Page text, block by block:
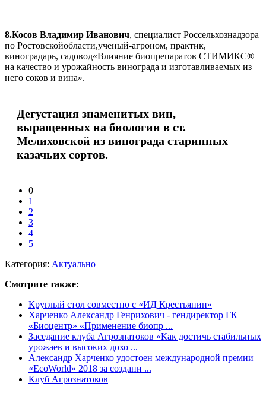
8.Косов Владимир Иванович, специалист Россельхознадзора
по Ростовскойобласти,ученый-агроном, практик,
виноградарь, садовод«Влияние биопрепаратов СТИМИКС®
на качество и урожайность винограда и изготавливаемых из
него соков и вина».
Дегустация знаменитых вин,
выращенных на биологии в ст.
Мелиховской из винограда старинных
казачьих сортов.
0
1
2
3
4
5
Категория: Актуально
Смотрите также:
Круглый стол совместно с «ИД Крестьянин»
Харченко Александр Генрихович - гендиректор ГК
«Биоцентр» «Применение биопр ...
Заседание клуба Агрознатоков «Как достичь стабильных
урожаев и высоких дохо ...
Александр Харченко удостоен международной премии
«EcoWorld» 2018 за создани ...
Клуб Агрознатоков